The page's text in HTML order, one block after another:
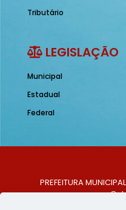
Tributário
LEGISLAÇÃO
Municipal
Estadual
Federal
PREFEITURA